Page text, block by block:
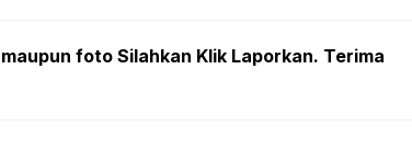
foto Silahkan Klik Laporkan. Terima